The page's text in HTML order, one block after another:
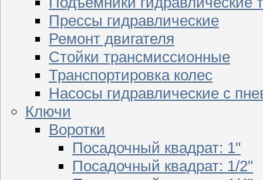
Прессы гидравлические
Ремонт двигателя
Стойки трансмиссионные
Транспортировка колес
Насосы гидравлические с
Ключи
Воротки
Посадочный квадрат: 1"
Посадочный квадрат: 1/2"